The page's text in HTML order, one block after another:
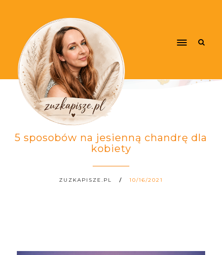
5 sposobów na jesienną chandrę dla
kobiety
ZUZKAPISZE.PL 10/16/2021